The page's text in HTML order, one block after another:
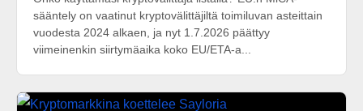
sääntely on vaatinut kryptovälittäjiltä toimiluvan asteittain
vuodesta 2024 alkaen, ja nyt 1.7.2026 päättyy
viimeinenkin siirtymäaika koko EU/ETA-a...